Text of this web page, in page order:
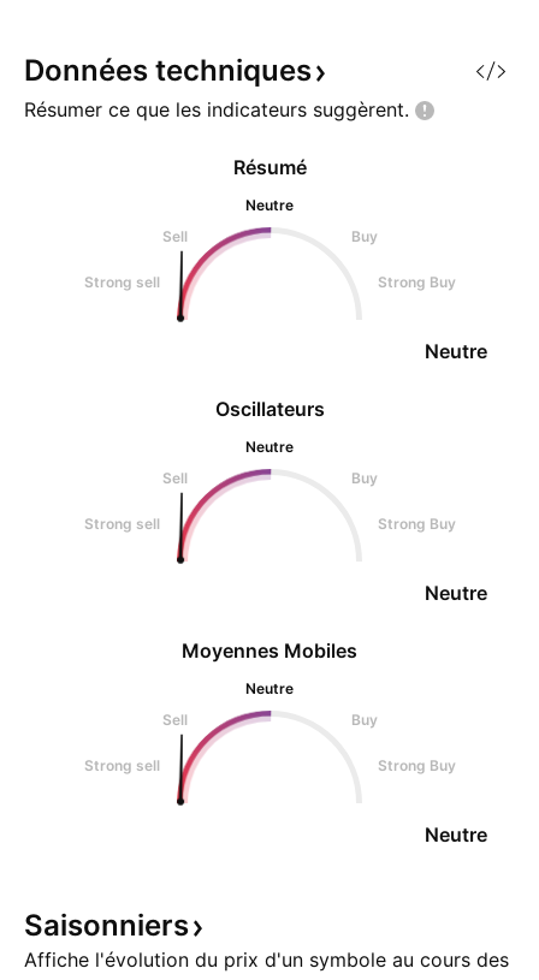
Données techniques
Résumer ce que les indicateurs suggèrent.
Oscillateurs
Neutre
Sell
Buy
Strong sell Strong Buy
Neutre
Résumé
Neutre
Sell
Buy
Strong sell Strong Buy
Neutre
Moyennes Mobiles
Neutre
Sell
Buy
Strong sell Strong Buy
Neutre
Saisonniers
Affiche l'évolution du prix d'un symbole au cours des